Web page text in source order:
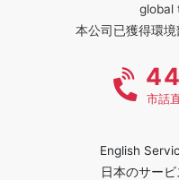
global
本公司已獲得環
市話
English
日本のサー